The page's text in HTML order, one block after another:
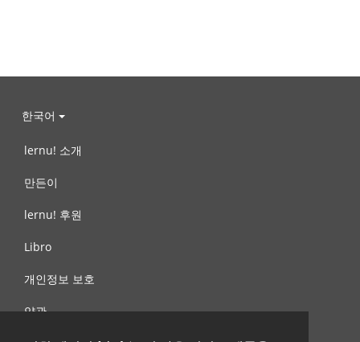
한국어
lernu! 소개
만든이
lernu! 후원
Libro
개인정보 보호
약관